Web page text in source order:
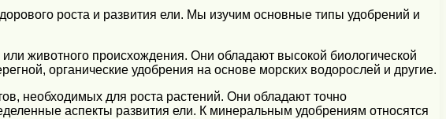
роста и развития ели. Мы изучим основные типы удобрений и
животного происхождения. Они обладают высокой биологической
органические удобрения на основе морских водорослей и другие.
необходимых для роста растений. Они обладают точно
аспекты развития ели. К минеральным удобрениям относятся